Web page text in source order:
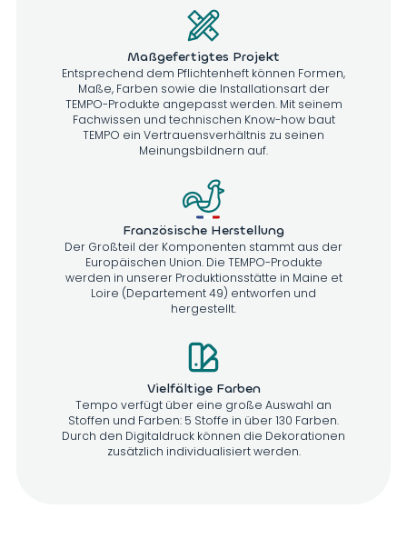
Maßgefertigtes Projekt
Entsprechend dem Pflichtenheft können Formen,
Maße, Farben sowie die Installationsart der
TEMPO-Produkte angepasst werden. Mit seinem
Fachwissen und technischen Know-how baut
TEMPO ein Vertrauensverhältnis zu seinen
Meinungsbildnern auf.
Französische Herstellung
Der Großteil der Komponenten stammt aus der
Europäischen Union. Die TEMPO-Produkte
werden in unserer Produktionsstätte in Maine et
Loire (Departement 49) entworfen und
hergestellt.
Vielfältige Farben
Tempo verfügt über eine große Auswahl an
Stoffen und Farben: 5 Stoffe in über 130 Farben.
Durch den Digitaldruck können die Dekorationen
zusätzlich individualisiert werden.